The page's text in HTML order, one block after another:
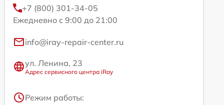
+7 (800) 301-34-05
Ежедневно с 9:00 до 21:00
info@iray-repair-center.ru
ул. Ленина, 23
Адрес сервисного центра iRay
Режим работы: